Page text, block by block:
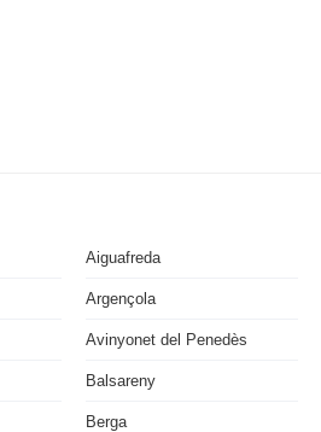
Aiguafreda
Argençola
Avinyonet del Penedès
Balsareny
Berga